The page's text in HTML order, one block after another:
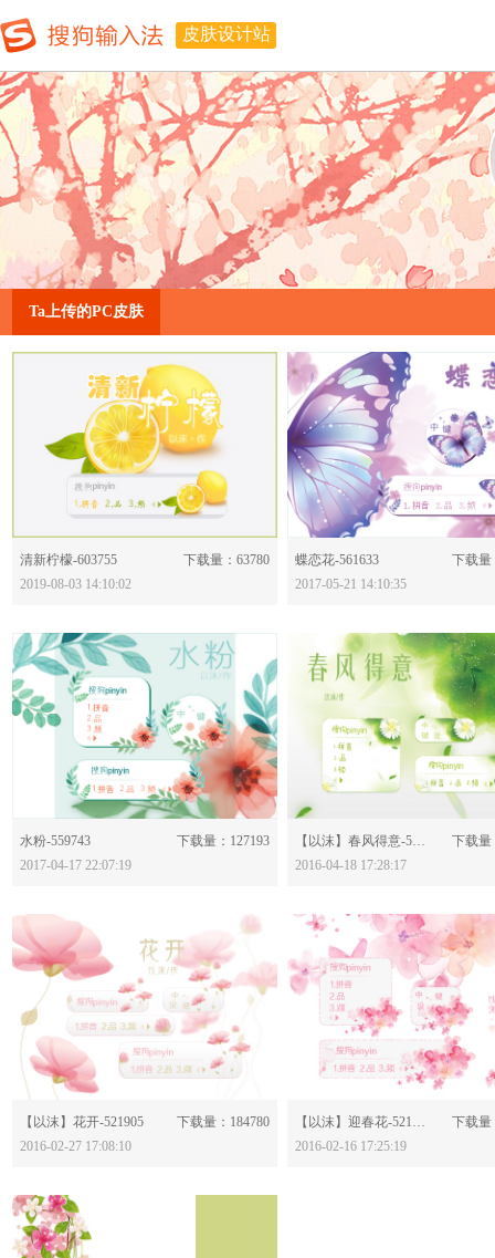
皮肤设计站
Ta上传的PC皮肤
分享：
清新柠檬-603755
下载量：63780
2019-08-03 14:10:02
蝶恋花-561633
下载量
2017-05-21 14:10:35
水粉-559743
下载量：127193
2017-04-17 22:07:19
分享：
【以沫】春风得意-523709
下载量
2016-04-18 17:28:17
分享：
【以沫】花开-521905
下载量：184780
2016-02-27 17:08:10
分享：
【以沫】迎春花-521591
下载量
2016-02-16 17:25:19